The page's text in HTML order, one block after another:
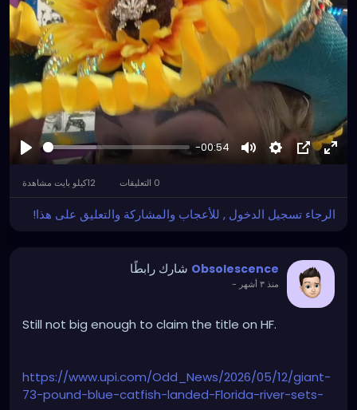
#GulfportFL#StPete#StPetersburgFL
#TampaBay
#TampaBayFlorida#VisitStPete
#LoveStPete
#FloridaArtist#FloridaArt #TampaArtist
#StPeteArtist#GulfportArtist #LocalArt
#SupportLocalArtists
#ArtGallery #DarkArt
#SurrealArt
#PsychedelicArt#HorrorArt
#FloridaEvents#PinellasCounty
#DowntownGulfport
#BeachBoulevard
#SunshineCity#ExploreFlorida#CreativeFlorida
#TampaBayCreatives
لعب
-00:54
كتم
Settings
صورة
الرجاء تسجيل الدخول , للأعجاب والمشاركة والتعليق على هذا!
Obsolescence شارك رابطًا
منذ ٣ أشهر -
Still not big enough to claim the title on HF.
https://www.upi.com/Odd_News/2026/05/12/giant-
73-pound-blue-catfish-landed-Florida-river-sets-